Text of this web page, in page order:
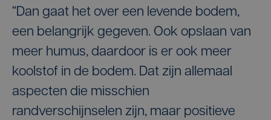
“Dan gaat het over een levende bodem,
een belangrijk gegeven. Ook opslaan van
meer humus, daardoor is er ook meer
koolstof in de bodem. Dat zijn allemaal
aspecten die misschien
randverschijnselen zijn, maar positieve